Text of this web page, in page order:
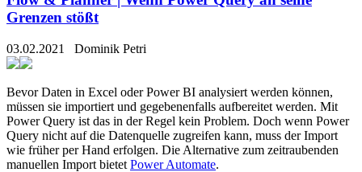
Grenzen stößt
03.02.2021 Dominik Petri
Bevor Daten in Excel oder Power BI analysiert werden können,
müssen sie importiert und gegebenenfalls aufbereitet werden. Mit
Power Query ist das in der Regel kein Problem. Doch wenn Power
Query nicht auf die Datenquelle zugreifen kann, muss der Import
wie früher per Hand erfolgen. Die Alternative zum zeitraubenden
manuellen Import bietet Power Automate.